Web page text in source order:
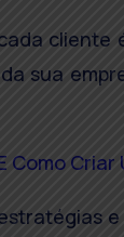
cliente
sua
Como